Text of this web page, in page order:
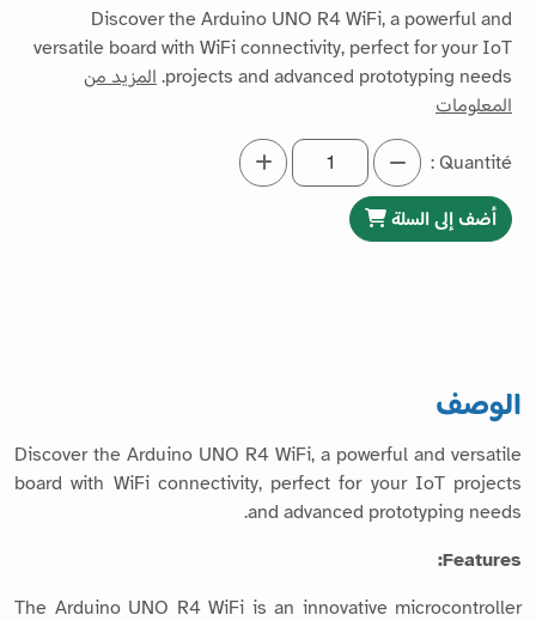
Discover the Arduino UNO R4 WiFi, a powerful and
versatile board with WiFi connectivity, perfect for your IoT
projects and advanced prototyping needs. المزيد من
المعلومات
Quantité :
أضف إلى السلة
الوصف
Discover the Arduino UNO R4 WiFi, a powerful and versatile
board with WiFi connectivity, perfect for your IoT projects
and advanced prototyping needs.
Features:
The Arduino UNO R4 WiFi is an innovative microcontroller